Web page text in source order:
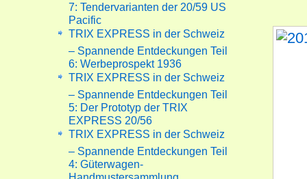
7: Tendervarianten der 20/59 US
Pacific
TRIX EXPRESS in der Schweiz
– Spannende Entdeckungen Teil
6: Werbeprospekt 1936
TRIX EXPRESS in der Schweiz
– Spannende Entdeckungen Teil
5: Der Prototyp der TRIX
EXPRESS 20/56
TRIX EXPRESS in der Schweiz
– Spannende Entdeckungen Teil
4: Güterwagen-
Handmustersammlung